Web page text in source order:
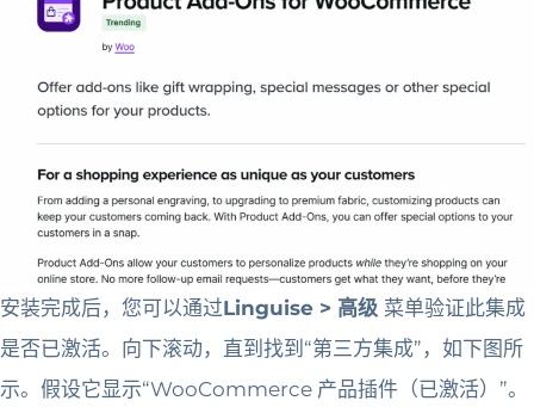
安装完成后，您可以通过Linguise > 高级 菜单验证此集成
是否已激活。向下滚动，直到找到“第三方集成”，如下图所
示。假设它显示“WooCommerce 产品插件（已激活）”。